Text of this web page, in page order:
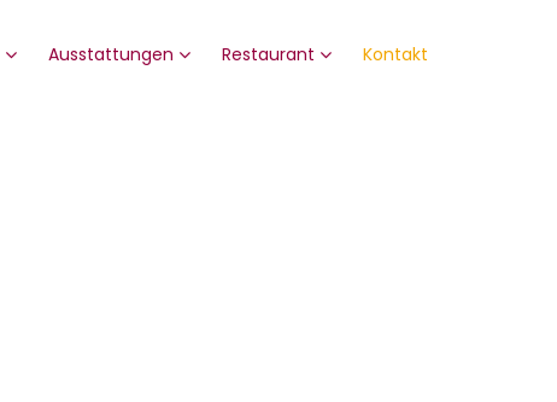
Ausstattungen Restaurant Kontakt